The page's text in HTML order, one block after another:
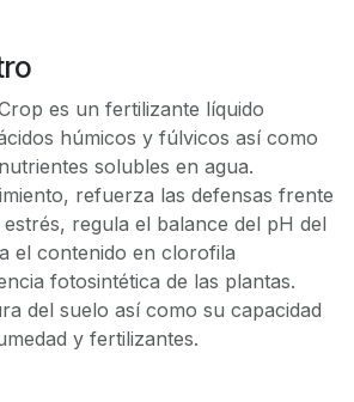
es un fertilizante líquido
húmicos y fúlvicos así como
solubles en agua.
refuerza las defensas frente
regula el balance del pH del
el contenido en clorofila
fotosintética de las plantas.
del suelo así como su capacidad
y fertilizantes.